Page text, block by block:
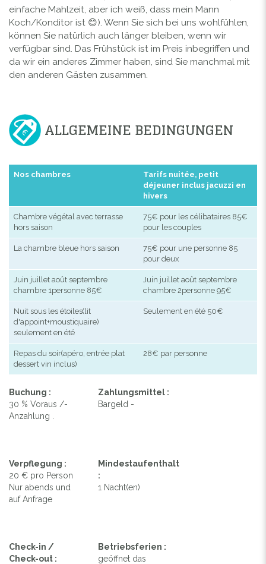
einfache Mahlzeit, aber ich weiß, dass mein Mann
Koch/Konditor ist 😊). Wenn Sie sich bei uns wohlfühlen,
können Sie natürlich auch länger bleiben, wenn wir
verfügbar sind. Das Frühstück ist im Preis inbegriffen und
da wir ein anderes Zimmer haben, sind Sie manchmal mit
den anderen Gästen zusammen.
ALLGEMEINE BEDINGUNGEN
Nos chambres
Tarifs nuitée, petit
déjeuner inclus jacuzzi en
hivers
Chambre végétal avec terrasse
hors saison
75€ pour les célibataires 85€
pour les couples
La chambre bleue hors saison
75€ pour une personne 85
pour deux
Juin juillet août septembre
chambre 1personne 85€
Juin juillet août septembre
chambre 2personne 95€
Nuit sous les étoiles(lit
d'appoint+moustiquaire)
seulement en été
Seulement en été 50€
Repas du soir(apéro, entrée plat
dessert vin inclus)
28€ par personne
Buchung :
30 % Voraus /-
Anzahlung .
Zahlungsmittel :
Bargeld -
Verpflegung :
20 € pro Person
Nur abends und
auf Anfrage
Mindestaufenthalt
:
1 Nacht(en)
Check-in /
Check-out :
Betriebsferien :
geöffnet das